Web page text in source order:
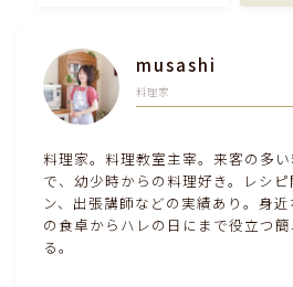
musashi
料理家
料理家。料理教室主宰。来客の多
で、幼少時からの料理好き。レシ
ン、出張講師などの実績あり。身
の食卓からハレの日にまで役立つ
る。